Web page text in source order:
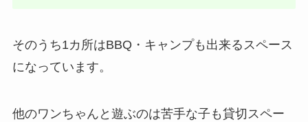
そのうち1カ所はBBQ・キャンプも出来るスペース
になっています。
他のワンちゃんと遊ぶのは苦手な子も貸切スペー